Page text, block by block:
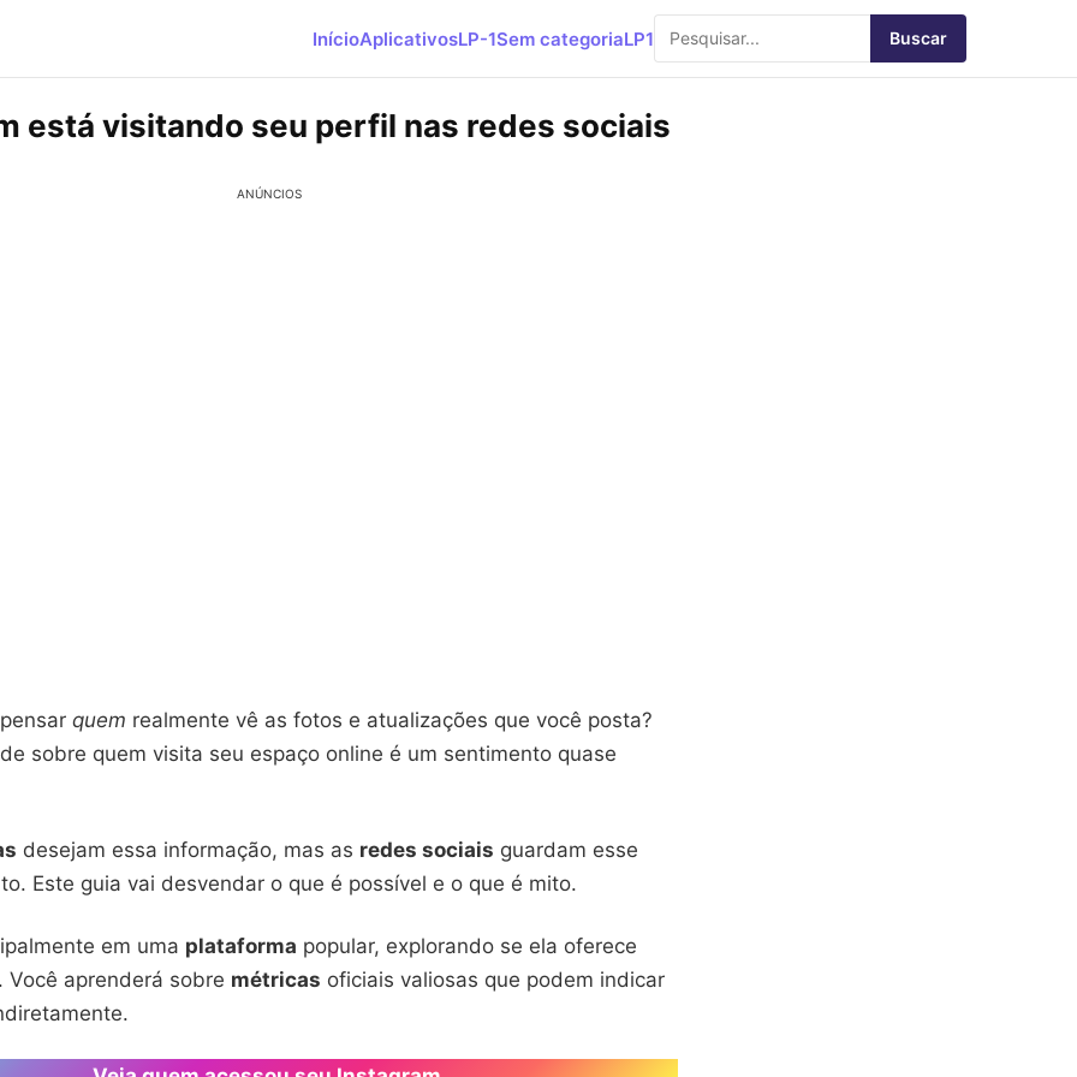
InícioAplicativosLP-1Sem categoriaLP1 Buscar
está visitando seu perfil nas redes sociais
ANÚNCIOS
quem realmente vê as fotos e atualizações que você posta?
sobre quem visita seu espaço online é um sentimento quase
desejam essa informação, mas as redes sociais guardam esse
Este guia vai desvendar o que é possível e o que é mito.
em uma plataforma popular, explorando se ela oferece
Você aprenderá sobre métricas oficiais valiosas que podem indicar